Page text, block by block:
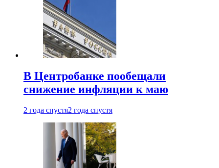
В Центробанке пообещали
снижение инфляции к маю
2 года спустя2 года спустя